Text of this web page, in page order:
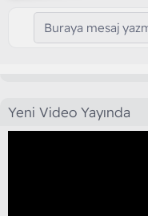
Buraya mesaj
Yeni Video Yayında